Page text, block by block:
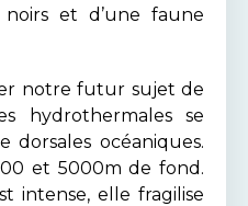
et d’une faune
notre futur sujet de
hydrothermales se
océaniques.
et 5000m de fond.
intense, elle fragilise